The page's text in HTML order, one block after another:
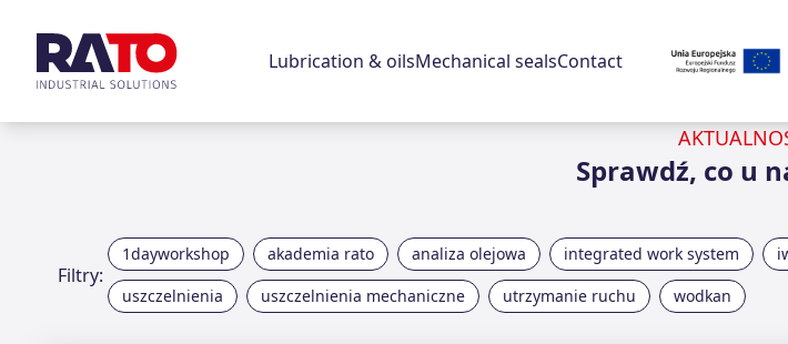
Lubrication & oilsMechanical sealsContact
Sprawdź, co u
Filtry:
1dayworkshop akademia rato analiza olejowa integrated work system
uszczelnienia
uszczelnienia mechaniczne utrzymanie ruchu wodkan